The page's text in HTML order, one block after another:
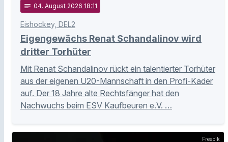
notes 04. August 2026 18:11
Eishockey, DEL2
Eigengewächs Renat Schandalinov wird
dritter Torhüter
Mit Renat Schandalinov rückt ein talentierter Torhüter
aus der eigenen U20-Mannschaft in den Profi-Kader
auf. Der 18 Jahre alte Rechtsfänger hat den
Nachwuchs beim ESV Kaufbeuren e.V. …
Freepik